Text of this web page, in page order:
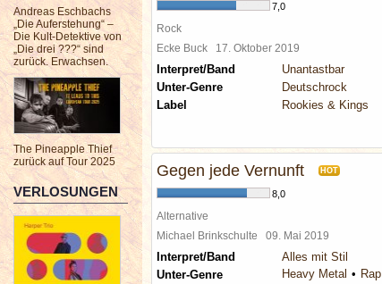
Andreas Eschbachs
„Die Auferstehung“ –
Die Kult-Detektive von
„Die drei ???“ sind
zurück. Erwachsen.
The Pineapple Thief
zurück auf Tour 2025
VERLOSUNGEN
7,0
Rock
Ecke Buck 17. Oktober 2019
Interpret/Band
Unantastbar
Unter-Genre
Deutschrock
Label
Rookies & Kings
Gegen jede Vernunft HOT
8,0
Alternative
Michael Brinkschulte 09. Mai 2019
Interpret/Band
Alles mit Stil
Unter-Genre
Heavy Metal Rap